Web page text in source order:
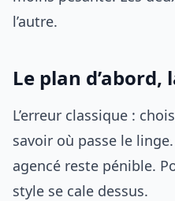
l’autre.
Le plan d’abord,
L’erreur classique :
savoir où passe le
agencé reste pénible.
style se cale dessus.